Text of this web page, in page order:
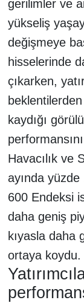
gerilimler ve
yükseliş
değişmeye
hisselerinde
çıkarken,
kaydığı
Havacılık ve
ayında
600 Endeksi
daha geniş
kıyasla daha
ortaya koydu.